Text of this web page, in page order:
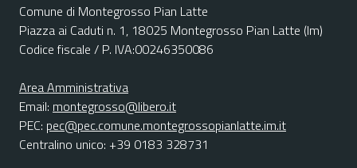
Comune di Montegrosso Pian Latte
Piazza ai Caduti n. 1, 18025 Montegrosso Pian Latte (Im)
Codice fiscale / P. IVA:00246350086
Area Amministrativa
Email: montegrosso@libero.it
PEC: pec@pec.comune.montegrossopianlatte.im.it
Centralino unico: +39 0183 328731